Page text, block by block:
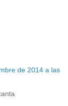
de 2014 a las